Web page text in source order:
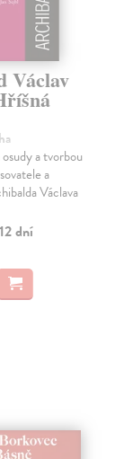
Václav
a tvorbou
a
Václava
dní